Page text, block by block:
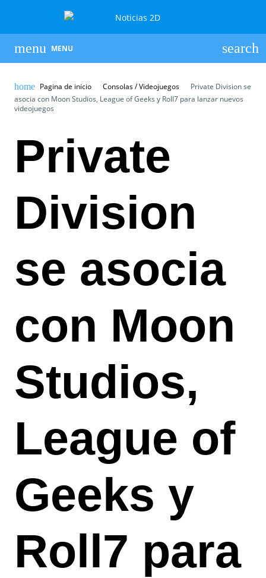
MENU
Pagina de inicio Consolas / Videojuegos
Private Division se
asocia con Moon Studios, League of Geeks y Roll7 para lanzar nuevos
videojuegos
Private
Division
se asocia
con Moon
Studios,
League of
Geeks y
Roll7 para